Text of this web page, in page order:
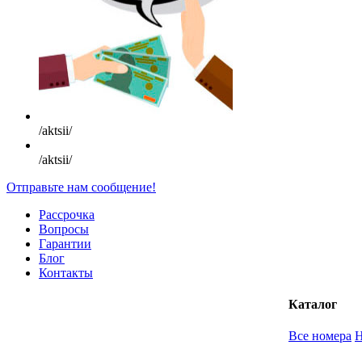
/aktsii/
/aktsii/
Отправьте нам сообщение!
Рассрочка
Вопросы
Гарантии
Блог
Контакты
Каталог
Все номера